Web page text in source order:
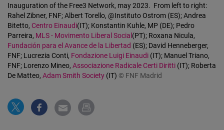
Inauguration of the Free3 Network, may 2023. From left to right:
Rahel Zibner, FNF; Albert Torello, @Instituto Ostrom (ES); Andrea
Bitetto, Centro Einaudi(IT); Konstantin Kuhle, MP (DE); Pedro
Parreira, MLS - Movimento Liberal Social(PT); Roxana Nicula,
Fundación para el Avance de la Libertad (ES); David Henneberger,
FNF; Lucrezia Conti, Fondazione Luigi Einaudi (IT); Manuel Triano,
FNF; Lorenzo Mineo, Associazione Radicale Certi Diritti (IT); Roberta
De Matteo, Adam Smith Society (IT) © FNF Madrid
Google
Maps
Embed
Cloudinary
Flickr
Embed